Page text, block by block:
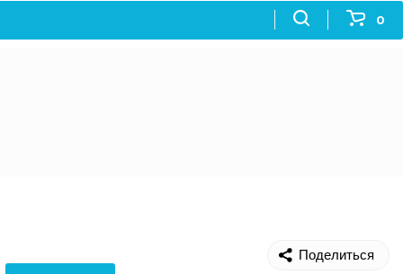
0
Поделиться